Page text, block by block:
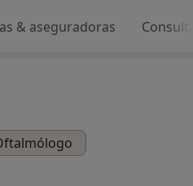
& aseguradoras